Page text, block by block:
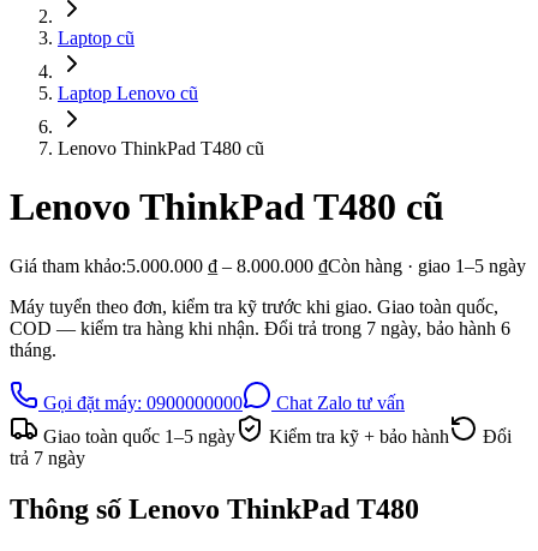
Laptop cũ
Laptop Lenovo cũ
Lenovo ThinkPad T480 cũ
Lenovo ThinkPad T480 cũ
Giá tham khảo:5.000.000 ₫ – 8.000.000 ₫Còn hàng · giao 1–5 ngày
Máy tuyển theo đơn, kiểm tra kỹ trước khi giao. Giao toàn quốc,
COD — kiểm tra hàng khi nhận. Đổi trả trong 7 ngày, bảo hành 6
tháng.
Gọi đặt máy: 0900000000
Chat Zalo tư vấn
Giao toàn quốc 1–5 ngày Kiểm tra kỹ + bảo hành
Đổi
trả 7 ngày
Thông số Lenovo ThinkPad T480